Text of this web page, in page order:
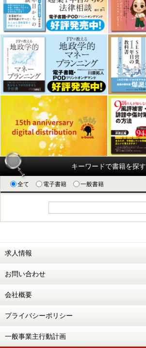
キーワードで書籍を探す
全て 電子書籍 一般書籍
求人情報
お問い合わせ
会社概要
プライバシーポリシー
一般事業主行動計画